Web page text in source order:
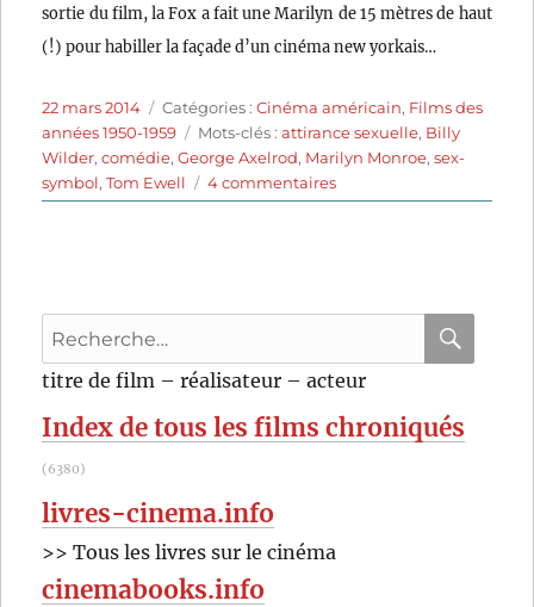
sortie du film, la Fox a fait une Marilyn de 15 mètres de haut
(!) pour habiller la façade d’un cinéma new yorkais…
Publié
le
22 mars 2014 Catégories
Catégories :Cinéma américain, Films des
années 1950-1959
Étiquettes
Mots-clés :attirance sexuelle, Billy
Wilder,comédie,George Axelrod, Marilyn Monroe,sex-
symbol,Tom Ewell 4 commentairessur
Sept
Wilder
Recherche
pour
:
titre de film – réalisateur – acteur
Index de tous les films chroniqués
(6380)
livres-cinema.info
>> Tous les livres sur le cinéma
cinemabooks.info